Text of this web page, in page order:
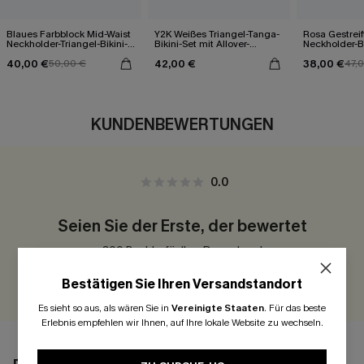
Blaues Farbblock Mid-Waist
Neckholder-Triangel-Bikini-
40,00 €50,00 €
Y2K Weißes Triangel-Tanga-
Bikini-Set mit Allover-
42,00 €
Rosa
Neckholder-
38,00 €
KUNDENBEWERTUNGEN
0.0
Seien Sie der Erste, der bewertet
300 Punkte für Ihre Bewertung!
BEWERTEN
Bestätigen Sie Ihren Versandstandort
Es sieht so aus, als wären Sie in Vereinigte Staaten. Für das beste
Erlebnis empfehlen wir Ihnen, auf Ihre lokale Website zu wechseln.